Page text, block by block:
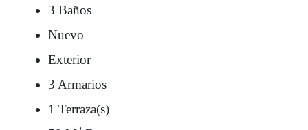
3 Baños
Nuevo
Exterior
3 Armarios
1 Terraza(s)